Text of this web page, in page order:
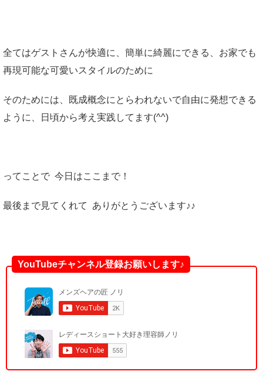
全てはゲストさんが快適に、簡単に綺麗にできる、お家でも
再現可能な可愛いスタイルのために
そのためには、既成概念にとらわれないで自由に発想できる
ように、日頃から考え実践してます(^^)
ってことで 今日はここまで！
最後まで見てくれて ありがとうございます♪♪
YouTubeチャンネル登録お願いします♪